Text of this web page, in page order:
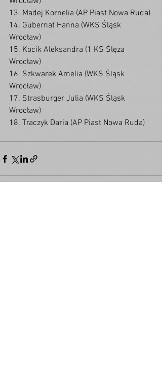
13. Madej Kornelia (AP Piast Nowa Ruda)
14. Gubernat Hanna (WKS Śląsk
Wrocław)
15. Kocik Aleksandra (1 KS Ślęza
Wrocław)
16. Szkwarek Amelia (WKS Śląsk
Wrocław)
17. Strasburger Julia (WKS Śląsk
Wrocław)
18. Traczyk Daria (AP Piast Nowa Ruda)